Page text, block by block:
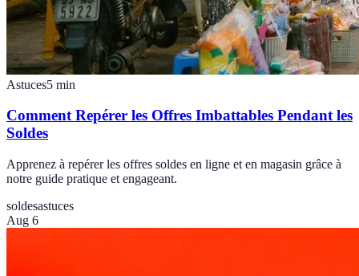
Astuces5 min
Comment Repérer les Offres Imbattables Pendant les
Soldes
Apprenez à repérer les offres soldes en ligne et en magasin grâce à
notre guide pratique et engageant.
soldesastuces
Aug 6